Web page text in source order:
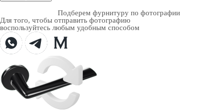
Подберем фурнитуру по фотографии
Для того, чтобы отправить фотографию
воспользуйтесь любым удобным способом